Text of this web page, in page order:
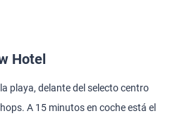
Hotel
playa, delante del selecto centro
A 15 minutos en coche está el